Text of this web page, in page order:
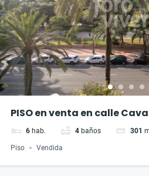
PISO en venta en calle
6 hab. 4 baños 301
Piso Vendida